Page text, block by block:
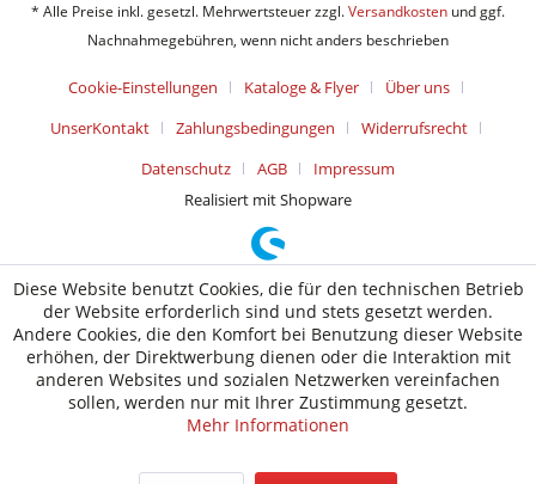
* Alle Preise inkl. gesetzl. Mehrwertsteuer zzgl.Versandkosten und ggf.
Nachnahmegebühren, wenn nicht anders beschrieben
Cookie-Einstellungen Kataloge & Flyer
Über uns
UnserKontakt
Zahlungsbedingungen
Widerrufsrecht
Datenschutz
AGB
Impressum
Realisiert mit Shopware
Diese Website benutzt Cookies, die für den technischen Betrieb
der Website erforderlich sind und stets gesetzt werden.
Andere Cookies, die den Komfort bei Benutzung dieser Website
erhöhen, der Direktwerbung dienen oder die Interaktion mit
anderen Websites und sozialen Netzwerken vereinfachen
sollen, werden nur mit Ihrer Zustimmung gesetzt.
Mehr Informationen